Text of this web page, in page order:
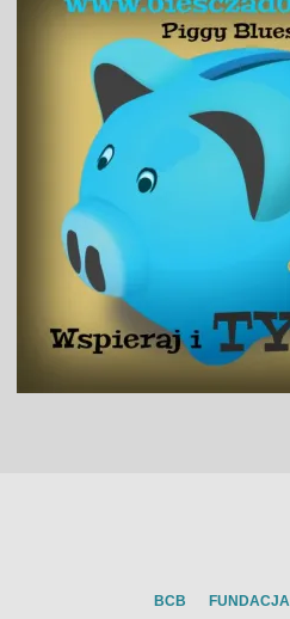
BCB FUNDACJA